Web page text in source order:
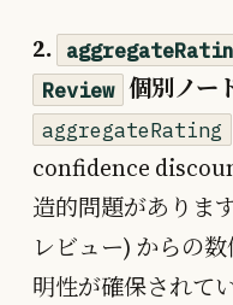
2.
Review 個別ノー
aggregateRating
confidence
造的問題がありま
レビュー) からの
明性が確保されて